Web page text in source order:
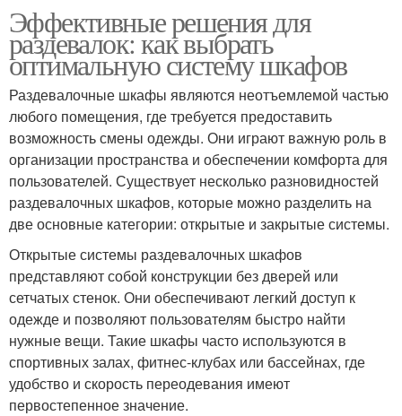
Эффективные решения для
раздевалок: как выбрать
оптимальную систему шкафов
Раздевалочные шкафы являются неотъемлемой частью
любого помещения, где требуется предоставить
возможность смены одежды. Они играют важную роль в
организации пространства и обеспечении комфорта для
пользователей. Существует несколько разновидностей
раздевалочных шкафов, которые можно разделить на
две основные категории: открытые и закрытые системы.
Открытые системы раздевалочных шкафов
представляют собой конструкции без дверей или
сетчатых стенок. Они обеспечивают легкий доступ к
одежде и позволяют пользователям быстро найти
нужные вещи. Такие шкафы часто используются в
спортивных залах, фитнес-клубах или бассейнах, где
удобство и скорость переодевания имеют
первостепенное значение.